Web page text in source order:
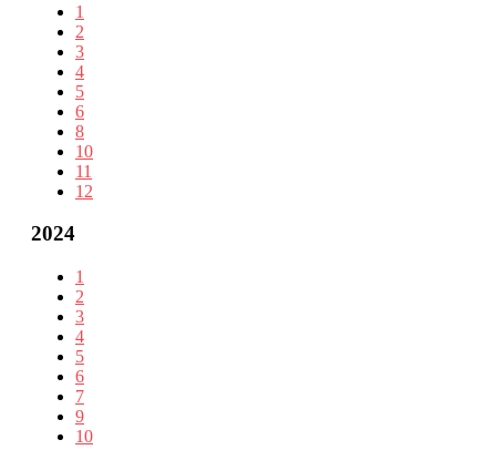
1
2
3
4
5
6
8
10
11
12
2024
1
2
3
4
5
6
7
9
10